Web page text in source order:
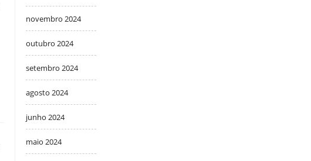
novembro 2024
outubro 2024
setembro 2024
agosto 2024
junho 2024
maio 2024